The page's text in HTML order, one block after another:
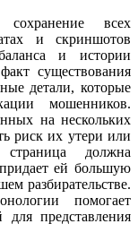
всех
и скриншотов
и истории
существования
детали, которые
мошенников.
на нескольких
риск их утери или
должна
ей большую
разбирательстве.
помогает
представления